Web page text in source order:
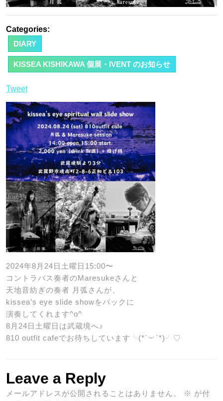
Categories:
DIARY
KISSEA KISHIKAWA 個展・IVENT のお知らせ
Tweet
2024年8月24日土曜日15:00〜
コントラバス奏者のMaresukeさんと
天地音紡ぎの奏者 月弧さんが、
kissea’s eye slide showをバックに
演奏してくれます^o^
8月24日土曜日は武蔵境へ♪
810 outfit cafeでお待ちしています╰(*´︶`*)╯♡
Leave a Reply
メールアドレスが公開されることはありません。 ※ が付